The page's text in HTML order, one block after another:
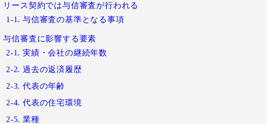
リース契約では与信審査が行われる
1-1. 与信審査の基準となる事項
与信審査に影響する要素
2-1. 実績・会社の継続年数
2-2. 過去の返済履歴
2-3. 代表の年齢
2-4. 代表の住宅環境
2-5. 業種